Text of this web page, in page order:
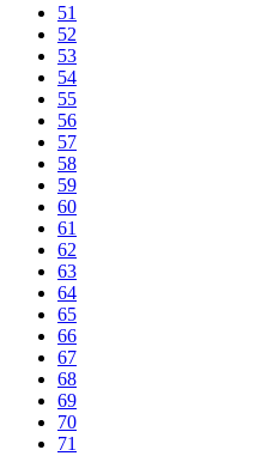
51
52
53
54
55
56
57
58
59
60
61
62
63
64
65
66
67
68
69
70
71